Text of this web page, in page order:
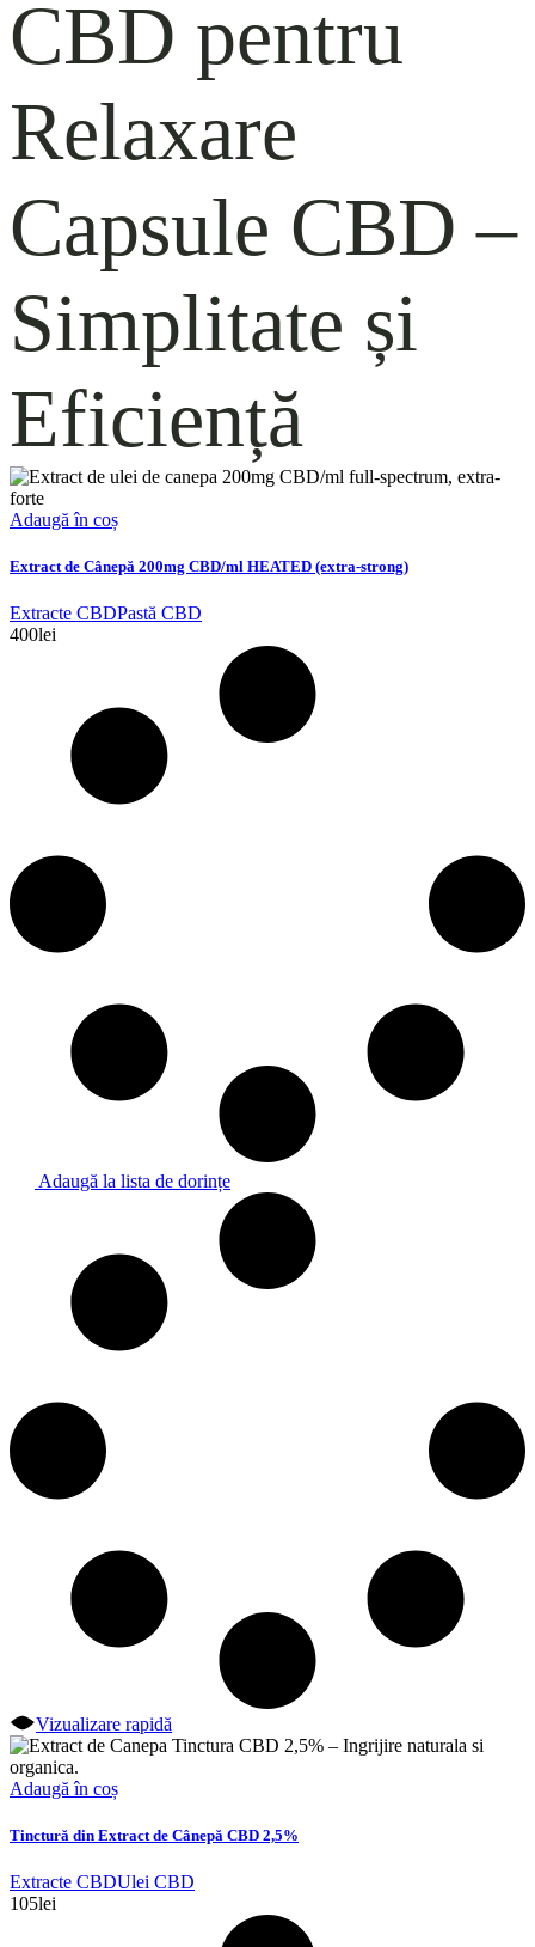
CBD pentru
Relaxare
Capsule CBD –
Simplitate și
Eficiență
Adaugă în coș
Extract de Cânepă 200mg CBD/ml HEATED (extra-strong)
Extracte CBDPastă CBD
400lei
Adaugă la lista de dorințe
Vizualizare rapidă
Adaugă în coș
Tinctură din Extract de Cânepă CBD 2,5%
Extracte CBDUlei CBD
105lei